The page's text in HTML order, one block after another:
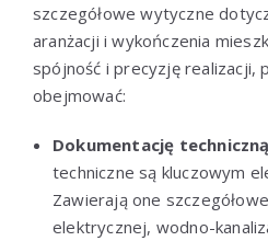
szczegółowe wytyczne
aranżacji i wykończenia
spójność i precyzję realizacji,
obejmować:
Dokumentację techniczną
techniczne są kluczowym
Zawierają one
elektrycznej, wodno-